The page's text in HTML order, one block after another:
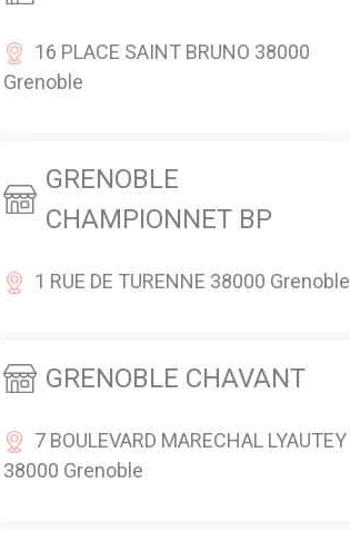
16 PLACE SAINT BRUNO 38000
Grenoble
GRENOBLE
CHAMPIONNET BP
1 RUE DE TURENNE 38000 Grenoble
GRENOBLE CHAVANT
7 BOULEVARD MARECHAL LYAUTEY
38000 Grenoble